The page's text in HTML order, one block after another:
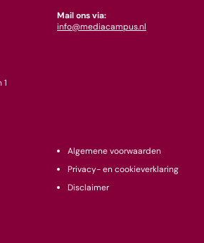
Mail ons via:
info@mediacampus.nl
Algemene voorwaarden
Privacy- en cookieverklaring
Disclaimer